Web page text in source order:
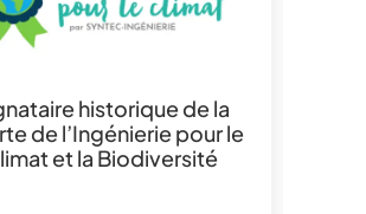
historique de la
de l’Ingénierie pour le
et la Biodiversité